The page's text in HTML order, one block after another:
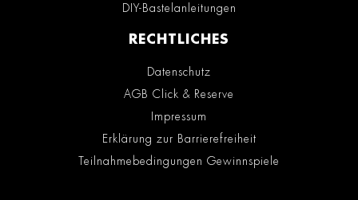
DIY-Bastelanleitungen
RECHTLICHES
Datenschutz
AGB Click & Reserve
Impressum
Erklärung zur Barrierefreiheit
Teilnahmebedingungen Gewinnspiele